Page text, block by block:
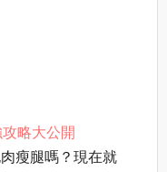
略大公開
瘦腿嗎？現在就